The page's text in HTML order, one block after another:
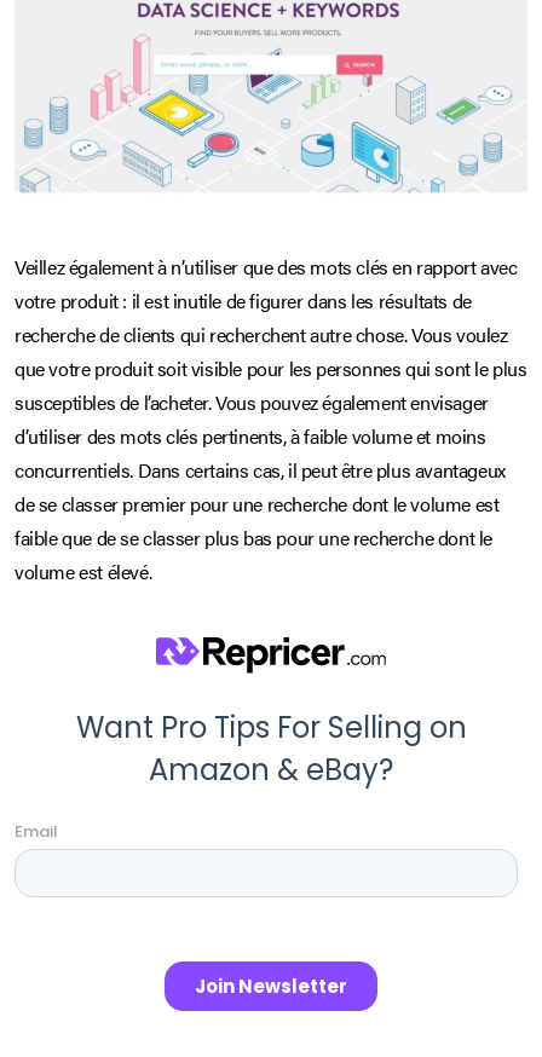
Veillez également à n’utiliser que des mots clés en rapport avec
votre produit : il est inutile de figurer dans les résultats de
recherche de clients qui recherchent autre chose. Vous voulez
que votre produit soit visible pour les personnes qui sont le plus
susceptibles de l’acheter. Vous pouvez également envisager
d’utiliser des mots clés pertinents, à faible volume et moins
concurrentiels. Dans certains cas, il peut être plus avantageux
de se classer premier pour une recherche dont le volume est
faible que de se classer plus bas pour une recherche dont le
volume est élevé.